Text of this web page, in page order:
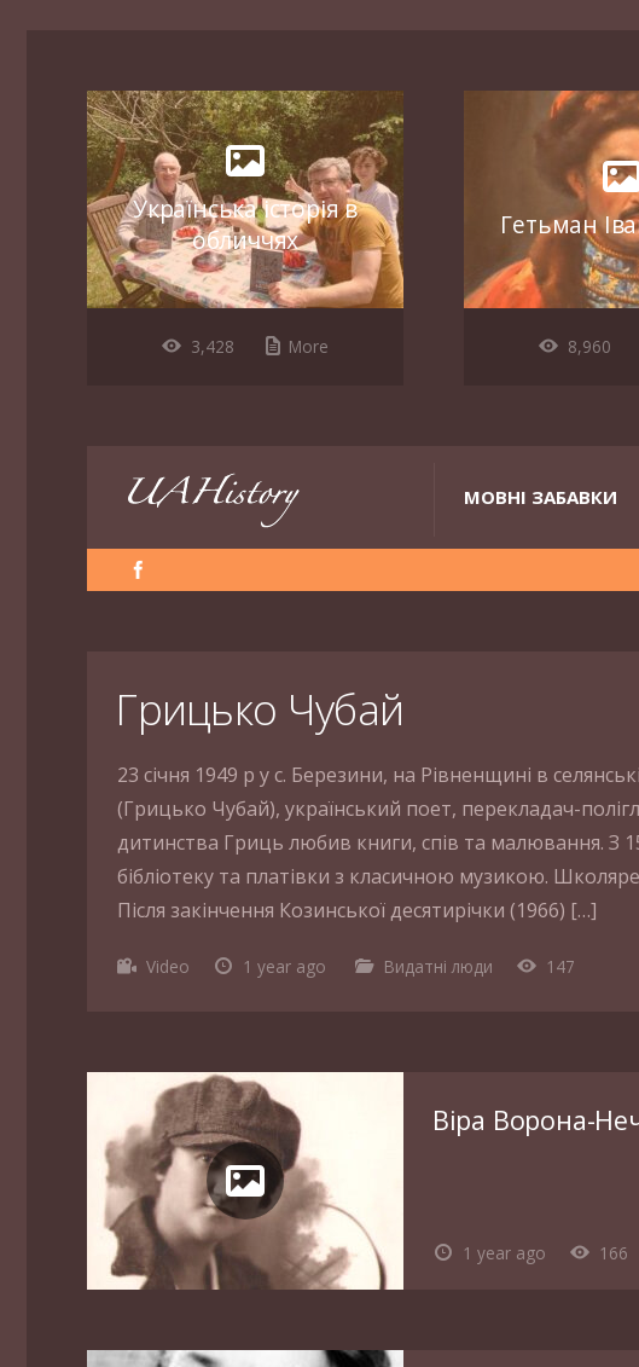
Українська історія в
обличчях
3,428 More
Гетьман
8,960
МОВНІ ЗАБАВКИ
Грицько Чубай
23 січня 1949 р у с. Березини, на Рівненщині в
(Грицько Чубай), український поет, перекладач-
дитинства Гриць любив книги, спів та малювання. З
бібліотеку та платівки з класичною музикою.
Після закінчення Козинської десятирічки (1966) […]
Video 1 year ago Видатні люди 147
1 year ago 166
Віра Ворона-